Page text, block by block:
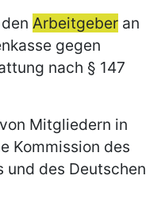
Arbeitgeber an
gegen
nach § 147
Mitgliedern in
Kommission des
und des Deutschen